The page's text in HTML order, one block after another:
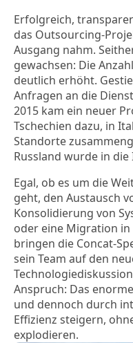
Erfolgreich,
das Outsourcing-
Ausgang nahm.
gewachsen: Die
deutlich erhöht.
Anfragen an die
2015 kam ein neuer
Tschechien dazu, in
Standorte
Russland wurde in
Egal, ob es um die
geht, den Austausch
Konsolidierung von
oder eine Migration in
bringen die Concat-
sein Team auf den
Anspruch: Das
und dennoch durch
Effizienz steigern,
explodieren.